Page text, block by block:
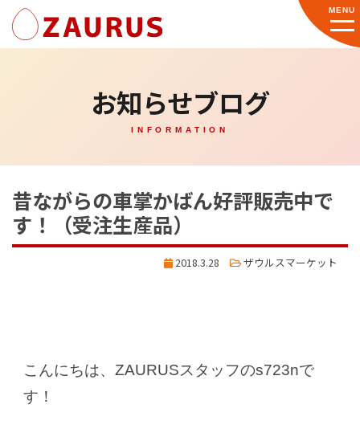
MENU
お知らせブログ
INFORMATION
昔ながらの車掌かばん好評販売中で
す！（受注生産品）
2018.3.28 ザウルスマーケット
こんにちは、ZAURUSスタッフのs723nで
す！